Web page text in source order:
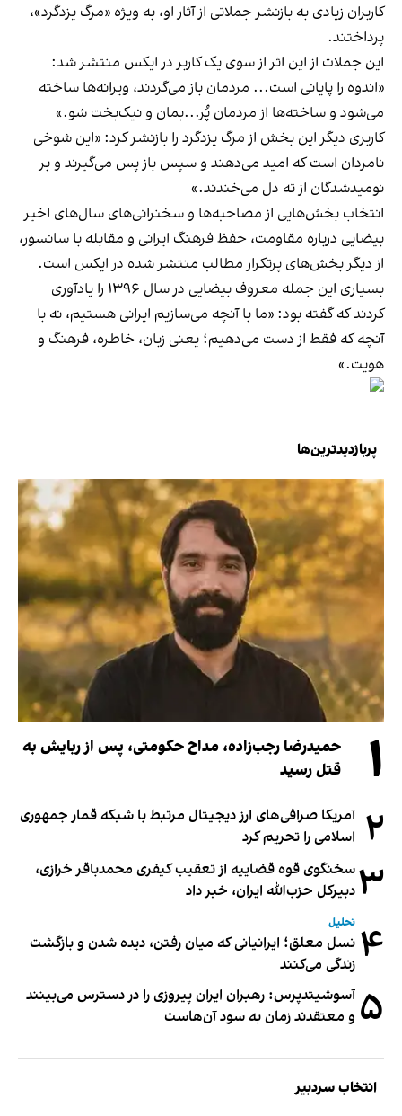
کاربران زیادی به بازنشر جملاتی از آثار او، به ویژه «مرگ یزدگرد»،
پرداختند.
این جملات از این اثر از سوی یک کاربر در ایکس منتشر شد:
«اندوه را پایانی است... مردمان باز می‌گردند، ویرانه‌ها ساخته
می‌شود و ساخته‌ها از مردمان پُر...بمان و نیک‌بخت شو.»
کاربری دیگر این بخش از مرگ یزدگرد را بازنشر کرد: «این شوخی
نامردان است که امید می‌دهند و سپس باز پس می‌گیرند و بر
نومیدشدگان از ته دل می‌خندند.»
انتخاب بخش‌هایی از مصاحبه‌ها و سخنرانی‌های سال‌های اخیر
بیضایی درباره مقاومت، حفظ فرهنگ ایرانی و مقابله با سانسور،
از دیگر بخش‌های پرتکرار مطالب منتشر شده در ایکس است.
بسیاری این جمله معروف بیضایی در سال ۱۳۹۶ را یادآوری
کردند که گفته بود: «ما با آنچه می‌سازیم ایرانی هستیم، نه با
آنچه که فقط از دست می‌دهیم؛ یعنی زبان، خاطره، فرهنگ و
هویت.»
پربازدیدترین‌ها
۱
حمیدرضا رجب‌زاده، مداح حکومتی، پس از ربایش به
قتل رسید
۲ آمریکا صرافی‌های ارز دیجیتال مرتبط با شبکه قمار جمهوری
اسلامی را تحریم کرد
۳سخنگوی قوه قضاییه از تعقیب کیفری محمدباقر خرازی،
دبیر‌کل حزب‌الله ایران، خبر داد
۴ تحلیل
نسل معلق؛ ایرانیانی که میان رفتن، دیده شدن و بازگشت
زندگی می‌کنند
۵ آسوشیتدپرس: رهبران ایران پیروزی را در دسترس می‌بینند
و معتقدند زمان به سود آن‌هاست
انتخاب سردبیر